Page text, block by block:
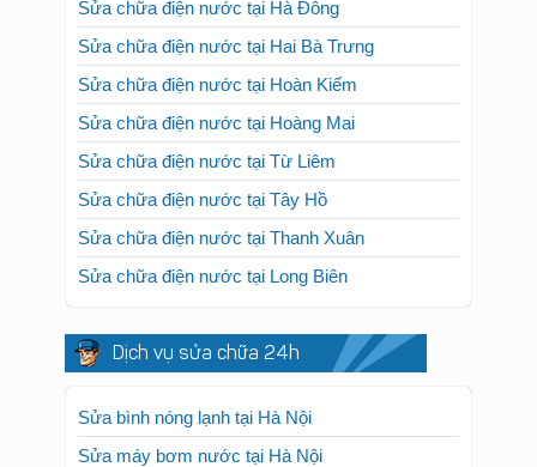
Sửa chữa điện nước tại Hà Đông
Sửa chữa điện nước tại Hai Bà Trưng
Sửa chữa điện nước tại Hoàn Kiếm
Sửa chữa điện nước tại Hoàng Mai
Sửa chữa điện nước tại Từ Liêm
Sửa chữa điện nước tại Tây Hồ
Sửa chữa điện nước tại Thanh Xuân
Sửa chữa điện nước tại Long Biên
Dịch vụ sửa chữa 24h
Sửa bình nóng lạnh tại Hà Nội
Sửa máy bơm nước tại Hà Nội